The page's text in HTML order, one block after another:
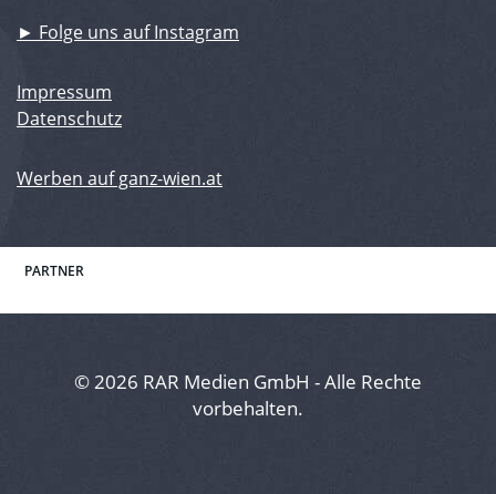
► Folge uns auf Instagram
Impressum
Datenschutz
Werben auf ganz-wien.at
PARTNER
© 2026 RAR Medien GmbH - Alle Rechte
vorbehalten.